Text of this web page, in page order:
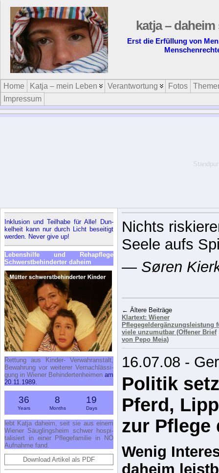
katja –
Erst die Erfüllung von
Home Katja – mein Leben Verantwortung Fotos
Impressum
In­klu­si­on und Teil­ha­be für Al­le! Dun­
kel­heit kann nur durch Licht be­sei­tigt
wer­den. Ne­ver gi­ve up!
Le­bens­hil­fe und Re­h­a­pfle­ge
Schwerst­be­hin­der­ter da­heim
Ret­tung aus Kin­der- Ver­wahr­an­stalt,
Be­wah­rung vor wei­te­rer Ver­nach­läs­si­
gung in Wie­ner Be­hin­der­ten­hei­men am
20.11.1989.
36
Years
8
Months
19
Days
lebt Kat­ja da­heim, seit sie aus ei­nem
Wie­ner Säug­lings­heim schwer hos­pi­
ta­li­siert in ei­ner Pfle­ge­fa­mi­lie in NÖ
Auf­nah­me fand.
Download Artikel als PDF
Zur Wahrheit
einer, der sie
versteht.
– 6.5.1862)
Schriftsteller
← Ältere Beiträge
Pflegegeldergänzungsleistung
viele unzumutbar (Offener Brief
von Pepo Meia)
16.07.08 -
Politik
Pferd,
zur Pflege